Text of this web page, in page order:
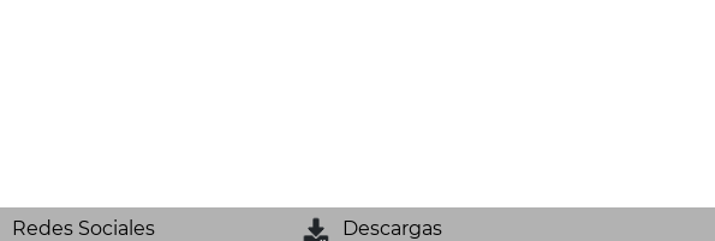
Redes Sociales Descargas